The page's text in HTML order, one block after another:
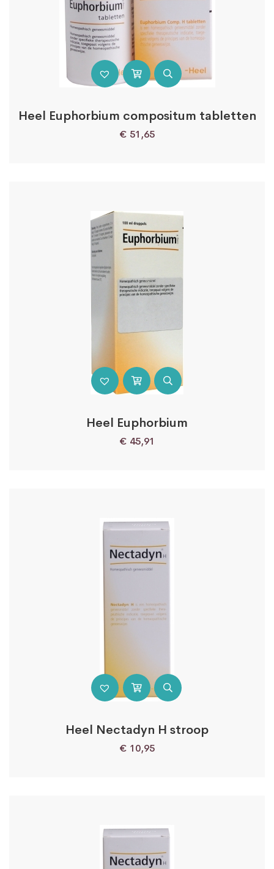
Heel Euphorbium compositum tabletten
€ 51,65
Heel Euphorbium
€ 45,91
Heel Nectadyn H stroop
€ 10,95